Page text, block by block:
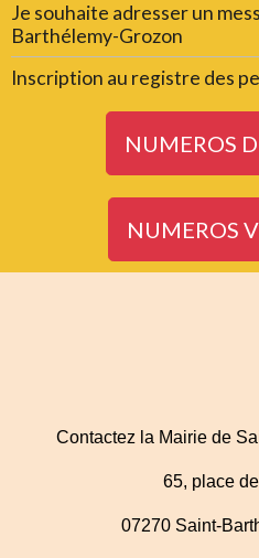
Je souhaite adresser un
Barthélemy-Grozon
Inscription au registre des
NUMEROS
NUMEROS
Contactez la Mairie de
65, place
07270 Saint-